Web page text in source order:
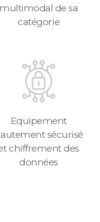
multimodal de sa
catégorie
Equipement
sécurisé
chiffrement des
données